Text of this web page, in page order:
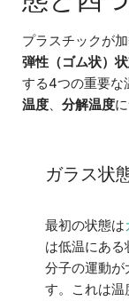
プラスチックが
弾性（ゴム状）
する4つの重要な
温度、 分解温度
ガラス状
最初の状態は
は低温にあ
分子の運動が
す。これは温